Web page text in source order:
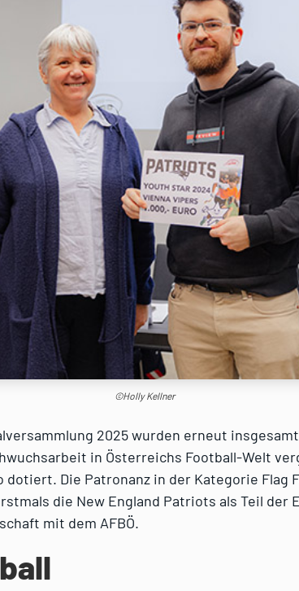
©Holly Kellner
2025 wurden erneut
in Österreichs Football-Welt
dotiert. Die Patronanz in der Kategorie Flag
die New England Patriots als Teil der
mit dem AFBÖ.